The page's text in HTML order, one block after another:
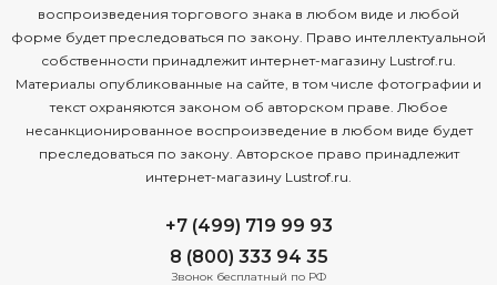
воспроизведения торгового знака в любом виде и любой
форме будет преследоваться по закону. Право интеллектуальной
собственности принадлежит интернет-магазину Lustrof.ru.
Материалы опубликованные на сайте, в том числе фотографии и
текст охраняются законом об авторском праве. Любое
несанкционированное воспроизведение в любом виде будет
преследоваться по закону. Авторское право принадлежит
интернет-магазину Lustrof.ru.
+7 (499) 719 99 93
8 (800) 333 94 35
Звонок бесплатный по РФ